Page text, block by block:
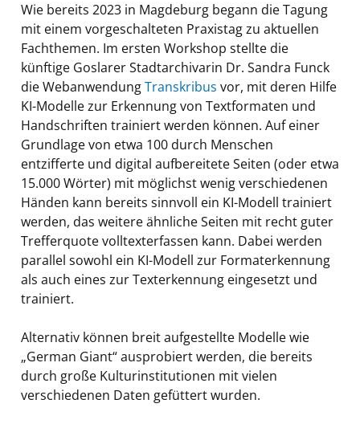
Wie bereits 2023 in Magdeburg begann die Tagung
mit einem vorgeschalteten Praxistag zu aktuellen
Fachthemen. Im ersten Workshop stellte die
künftige Goslarer Stadtarchivarin Dr. Sandra Funck
die WebanwendungTranskribus vor, mit deren Hilfe
KI-Modelle zur Erkennung von Textformaten und
Handschriften trainiert werden können. Auf einer
Grundlage von etwa 100 durch Menschen
entzifferte und digital aufbereitete Seiten (oder etwa
15.000 Wörter) mit möglichst wenig verschiedenen
Händen kann bereits sinnvoll ein KI-Modell trainiert
werden, das weitere ähnliche Seiten mit recht guter
Trefferquote volltexterfassen kann. Dabei werden
parallel sowohl ein KI-Modell zur Formaterkennung
als auch eines zur Texterkennung eingesetzt und
trainiert.
Alternativ können breit aufgestellte Modelle wie
„German Giant“ ausprobiert werden, die bereits
durch große Kulturinstitutionen mit vielen
verschiedenen Daten gefüttert wurden.